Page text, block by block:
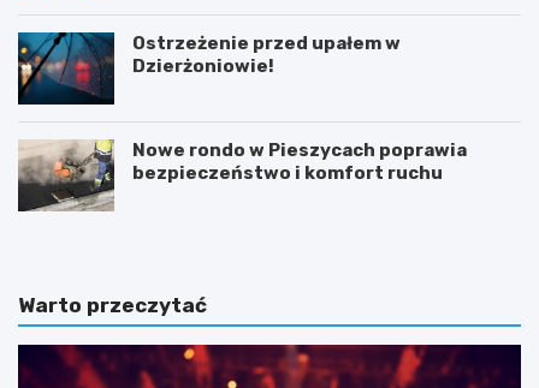
Ostrzeżenie przed upałem w
Dzierżoniowie!
Nowe rondo w Pieszycach poprawia
bezpieczeństwo i komfort ruchu
Warto przeczytać